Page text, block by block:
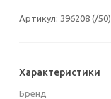
Артикул: 396208 (/50)
Характеристики
Бренд